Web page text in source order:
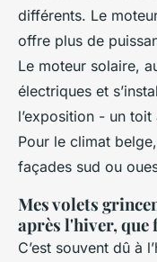
différents. Le
offre plus de
Le moteur solaire,
électriques et
l’exposition - un
Pour le climat
façades sud ou
Mes volets
après l'hiver, que
C’est souvent dû à